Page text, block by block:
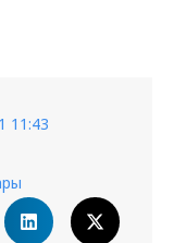
11:43